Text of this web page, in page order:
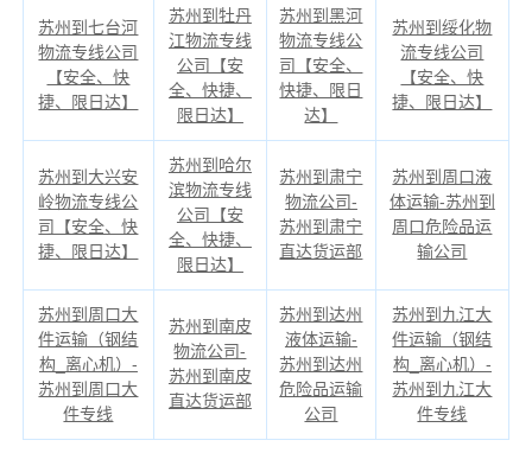
苏州到七台河
物流专线公司
【安全、快
捷、限日达】
苏州到牡丹
江物流专线
公司【安
全、快捷、
限日达】
苏州到黑河
物流专线公
司【安全、
快捷、限日
达】
苏州到绥化物
流专线公司
【安全、快
捷、限日达】
苏州到大兴安
岭物流专线公
司【安全、快
捷、限日达】
苏州到哈尔
滨物流专线
公司【安
全、快捷、
限日达】
苏州到肃宁
物流公司-
苏州到肃宁
直达货运部
苏州到周口液
体运输-苏州到
周口危险品运
输公司
苏州到周口大
件运输（钢结
构_离心机）-
苏州到周口大
件专线
苏州到南皮
物流公司-
苏州到南皮
直达货运部
苏州到达州
液体运输-
苏州到达州
危险品运输
公司
苏州到九江大
件运输（钢结
构_离心机）-
苏州到九江大
件专线